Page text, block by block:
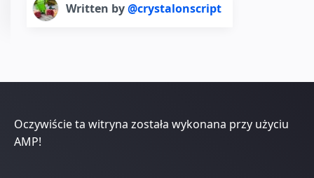
Written by@crystalonscript
Oczywiście ta witryna została wykonana przy użyciu
AMP!